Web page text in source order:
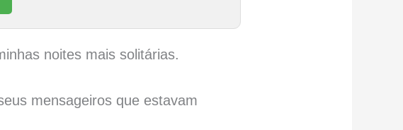
noites mais solitárias.
mensageiros que estavam